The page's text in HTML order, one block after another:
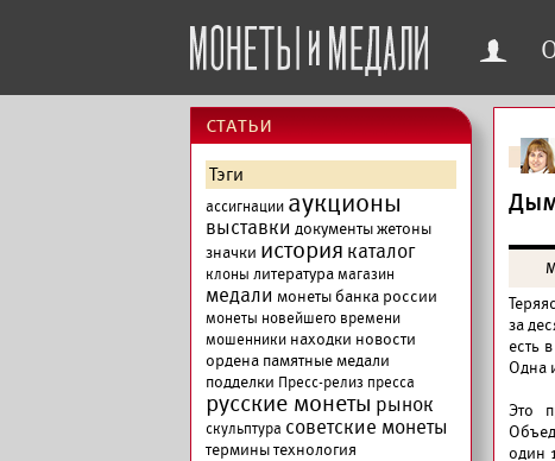
f
cтатьи
Тэги
ассигнации аукционы
выставки документыжетоны
значки история каталог
клоны литературамагазин
медали монеты банка россии
монеты новейшего времени
мошенники находки новости
ордена памятные медали
подделки Пресс-релиз пресса
русские монеты рынок
скульптура советские монеты
терминытехнология
за
есть
Одна
Это
один